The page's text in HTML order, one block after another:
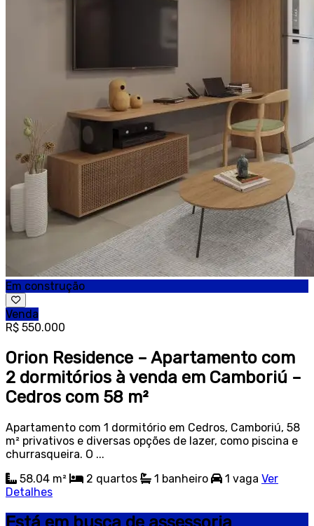
Em construção
Venda
R$ 550.000
Orion Residence – Apartamento com
2 dormitórios à venda em Camboriú –
Cedros com 58 m²
Apartamento com 1 dormitório em Cedros, Camboriú, 58
m² privativos e diversas opções de lazer, como piscina e
churrasqueira. O ...
58.04 m²
2 quartos 1 banheiro 1 vaga Ver
Detalhes